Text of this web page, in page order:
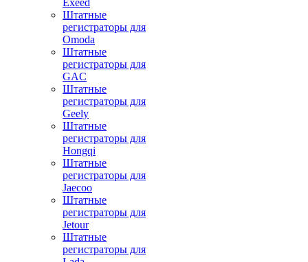
Exeed
Штатные
регистраторы для
Omoda
Штатные
регистраторы для
GAC
Штатные
регистраторы для
Geely
Штатные
регистраторы для
Hongqi
Штатные
регистраторы для
Jaecoo
Штатные
регистраторы для
Jetour
Штатные
регистраторы для